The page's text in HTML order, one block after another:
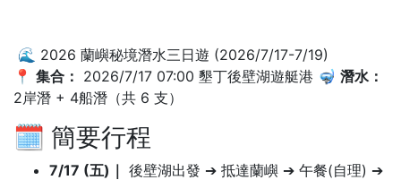
🌊 2026 蘭嶼秘境潛水三日遊 (2026/7/17-7/19)
📍 集合： 2026/7/17 07:00 墾丁後壁湖遊艇港 🤿 潛水：
2岸潛 + 4船潛（共 6 支）
🗓️ 簡要行程
7/17 (五)｜ 後壁湖出發 ➔ 抵達蘭嶼 ➔ 午餐(自理) ➔